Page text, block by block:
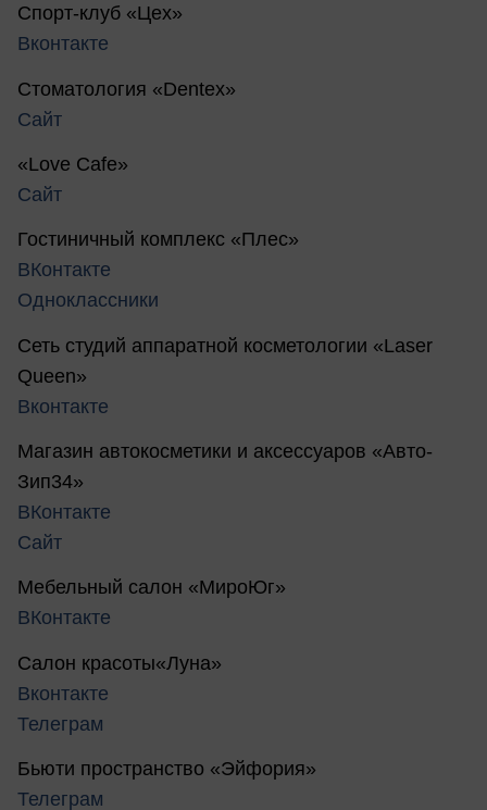
Спорт-клуб «Цех»
Вконтакте
Стоматология «Dentex»
Сайт
«Love Cafe»
Сайт
Гостиничный комплекс «Плес»
ВКонтакте
Одноклассники
Сеть студий аппаратной косметологии «Laser
Queen»
Вконтакте
Магазин автокосметики и аксессуаров «Авто-
Зип34»
ВКонтакте
Сайт
Мебельный салон «МироЮг»
ВКонтакте
Салон красоты«Луна»
Вконтакте
Телеграм
Бьюти пространство «Эйфория»
Телеграм